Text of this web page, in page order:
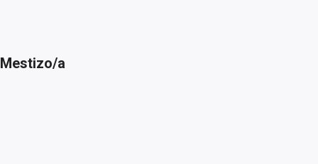
Mestizo/a